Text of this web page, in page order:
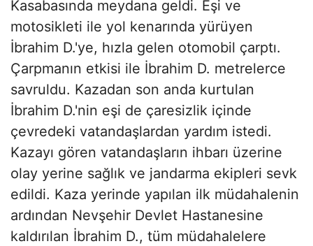
Kasabasında meydana geldi. Eşi ve
motosikleti ile yol kenarında yürüyen
İbrahim D.'ye, hızla gelen otomobil çarptı.
Çarpmanın etkisi ile İbrahim D. metrelerce
savruldu. Kazadan son anda kurtulan
İbrahim D.'nin eşi de çaresizlik içinde
çevredeki vatandaşlardan yardım istedi.
Kazayı gören vatandaşların ihbarı üzerine
olay yerine sağlık ve jandarma ekipleri sevk
edildi. Kaza yerinde yapılan ilk müdahalenin
ardından Nevşehir Devlet Hastanesine
kaldırılan İbrahim D., tüm müdahalelere